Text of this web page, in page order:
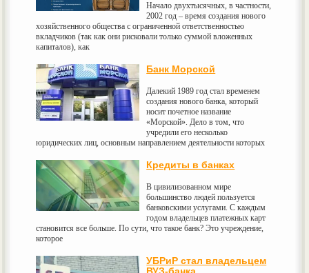
Начало двухтысячных, в частности,
2002 год – время создания нового
хозяйственного общества с ограниченной ответственностью
вкладчиков (так как они рисковали только суммой вложенных
капиталов), как
Банк Морской
Далекий 1989 год стал временем
создания нового банка, который
носит почетное название
«Морской». Дело в том, что
учредили его несколько
юридических лиц, основным направлением деятельности которых
Кредиты в банках
В цивилизованном мире
большинство людей пользуется
банковскими услугами. С каждым
годом владельцев платежных карт
становится все больше. По сути, что такое банк? Это учреждение,
которое
УБРиР стал владельцем